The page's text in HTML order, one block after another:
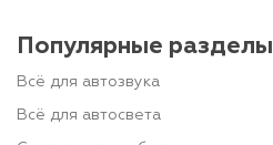
Популярные разделы
Всё для автозвука
Всё для автосвета